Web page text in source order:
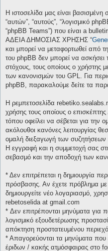
Η ιστοσελίδα μας είναι βασισμένη
“αυτών”, “αυτούς”, “λογισμικό
“phpBB Teams”) που είναι a
ΑΔΕΙΑ ΔΗΜΟΣΙΑΣ ΧΡΗΣΗΣ “
και μπορεί να μεταφορτωθεί από
του phpBB δεν μπορεί να ασκήσει
στόχους, τους οποίους ο χρήστης
των κανονισμών του GPL. Για
phpBB, παρακαλούμε δείτε τα
Η ρεμπετοσελίδα
χρήσης τους οποίους ο
τόπου οφείλει να σέβεται για την
ακόλουθοι κανόνες λειτουργίας
ομαλή διεξαγωγή των συζητήσεων
Η εγγραφή και η συμμετοχή σας
σεβασμό και την αποδοχή των
* Δεν επιτρέπεται η δημιουργία
πρόσβασης. Αν έχετε πρόβλημα
δημιουργείτε νέο λογαριασμό,
rebetoselida at gmail.com
* Δεν επιτρέπονται μηνύματα για
λογισμικό εξουδετέρωσης
απόκτηση προστατευμένου
* Απαγορεύονται τα μηνύματα που
έριδων / κακής ατμόσφαιρας στο